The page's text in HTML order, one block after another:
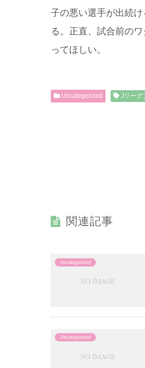
子の悪い選手が出続
る。正直、試合前の
ってほしい。
Uncategorized Jリーグ
関連記事
Uncategorized
Uncategorized